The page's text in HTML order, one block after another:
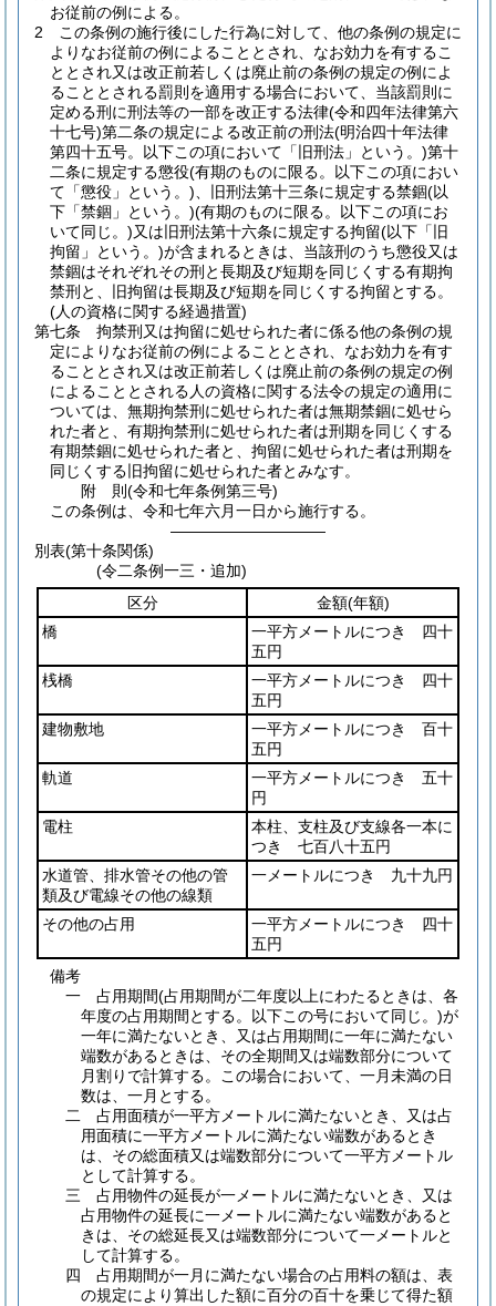
お従前の例による。
2
この条例の施行後にした行為に対して、他の条例の規定に
よりなお従前の例によることとされ、なお効力を有するこ
ととされ又は改正前若しくは廃止前の条例の規定の例によ
ることとされる罰則を適用する場合において、当該罰則に
定める刑に刑法等の一部を改正する法律(令和四年法律第六
十七号)第二条の規定による改正前の刑法(明治四十年法律
第四十五号。以下この項において「旧刑法」という。)第十
二条に規定する懲役(有期のものに限る。以下この項におい
て「懲役」という。) 、旧刑法第十三条に規定する禁錮(以
下「禁錮」という。)(有期のものに限る。以下この項にお
いて同じ。)又は旧刑法第十六条に規定する拘留(以下「旧
拘留」という。)が含まれるときは、当該刑のうち懲役又は
禁錮はそれぞれその刑と長期及び短期を同じくする有期拘
禁刑と、旧拘留は長期及び短期を同じくする拘留とする。
(人の資格に関する経過措置)
第七条
拘禁刑又は拘留に処せられた者に係る他の条例の規
定によりなお従前の例によることとされ、なお効力を有す
ることとされ又は改正前若しくは廃止前の条例の規定の例
によることとされる人の資格に関する法令の規定の適用に
ついては、無期拘禁刑に処せられた者は無期禁錮に処せら
れた者と、有期拘禁刑に処せられた者は刑期を同じくする
有期禁錮に処せられた者と、拘留に処せられた者は刑期を
同じくする旧拘留に処せられた者とみなす。
附 則(令和七年条例第三号)
この条例は、令和七年六月一日から施行する。
――――――――――
別表(第十条関係)
(令二条例一三・追加)
区分
金額(年額)
橋
一平方メートルにつき 四十
五円
桟橋
一平方メートルにつき 四十
五円
建物敷地
一平方メートルにつき 百十
五円
軌道
一平方メートルにつき 五十
円
電柱
本柱、支柱及び支線各一本に
つき 七百八十五円
水道管、排水管その他の管
類及び電線その他の線類
一メートルにつき 九十九円
その他の占用
一平方メートルにつき 四十
五円
備考
一 占用期間(占用期間が二年度以上にわたるときは、各
年度の占用期間とする。以下この号において同じ。)が
一年に満たないとき、又は占用期間に一年に満たない
端数があるときは、その全期間又は端数部分について
月割りで計算する。この場合において、一月未満の日
数は、一月とする。
二 占用面積が一平方メートルに満たないとき、又は占
用面積に一平方メートルに満たない端数があるとき
は、その総面積又は端数部分について一平方メートル
として計算する。
三 占用物件の延長が一メートルに満たないとき、又は
占用物件の延長に一メートルに満たない端数があると
きは、その総延長又は端数部分について一メートルと
して計算する。
四 占用期間が一月に満たない場合の占用料の額は、表
の規定により算出した額に百分の百十を乗じて得た額